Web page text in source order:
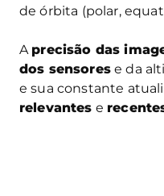
de órbita (polar,
A precisão das
dos sensorese da
e sua constante
relevantes e